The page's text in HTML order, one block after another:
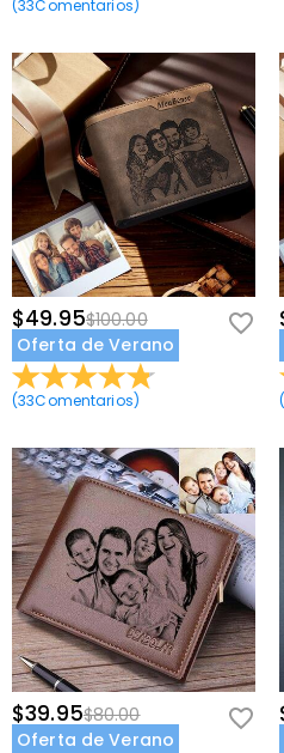
(33Comentarios)
$49.95$100.00
Oferta de Verano
(33Comentarios)
$39.95$80.00
Oferta de Verano